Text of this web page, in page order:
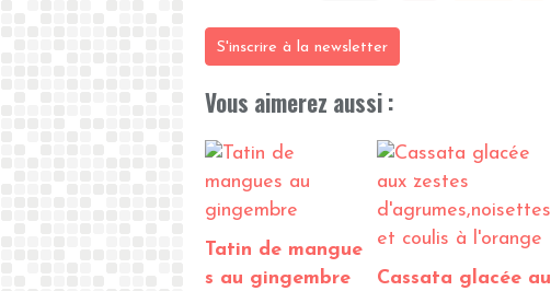
S'inscrire à la newsletter
Vous aimerez aussi :
Tatin de mangue
s au gingembre
Cassata glacée au